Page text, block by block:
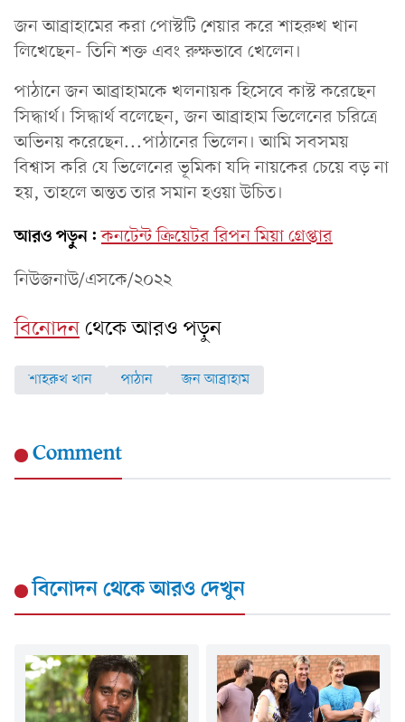
জন আব্রাহামের করা পোস্টটি শেয়ার করে শাহরুখ খান
লিখেছেন- তিনি শক্ত এবং রুক্ষভাবে খেলেন।
পাঠানে জন আব্রাহামকে খলনায়ক হিসেবে কাস্ট করেছেন
সিদ্ধার্থ। সিদ্ধার্থ বলেছেন, জন আব্রাহাম ভিলেনের চরিত্রে
অভিনয় করেছেন...পাঠানের ভিলেন। আমি সবসময়
বিশ্বাস করি যে ভিলেনের ভূমিকা যদি নায়কের চেয়ে বড় না
হয়, তাহলে অন্তত তার সমান হওয়া উচিত।
আরও পড়ুন: কনটেন্ট ক্রিয়েটর রিপন মিয়া গ্রেপ্তার
নিউজনাউ/এসকে/২০২২
বিনোদনথেকে আরও পড়ুন
শাহরুখ খান পাঠান জন আব্রাহাম
Comment
বিনোদনথেকে আরও দেখুন